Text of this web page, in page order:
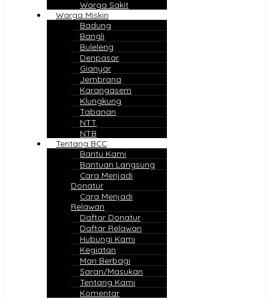
Warga Sakit
Warga Miskin
Badung
Bangli
Buleleng
Denpasar
Gianyar
Jembrana
Karangasem
Klungkung
Tabanan
NTT
NTB
Tentang BCC
Bantu Kami
Bantuan Langsung
Cara Menjadi
Donatur
Cara Menjadi
Relawan
Daftar Donatur
Daftar Relawan
Hubungi Kami
Kegiatan
Mari Berbagi
Saran/Masukan
Tentang Kami
Komentar